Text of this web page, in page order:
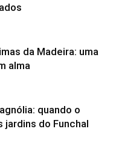
da Madeira: uma
alma
quando o
jardins do Funchal